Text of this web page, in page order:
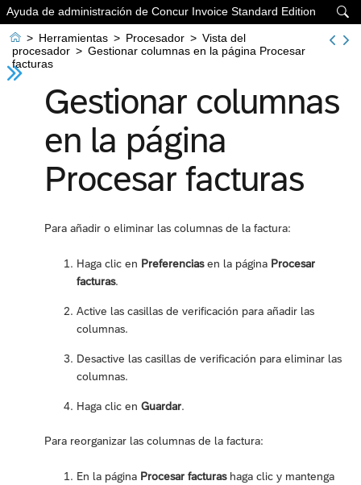

Ayuda de administración de Concur Invoice Standard Edition
 > Herramientas > Procesador > Vista del
procesador > Gestionar columnas en la página Procesar
facturas
Gestionar columnas
en la página
Procesar facturas
Para añadir o eliminar las columnas de la factura:
Haga clic en Preferenciasen la página Procesar
facturas.
Active las casillas de verificación para añadir las
columnas.
Desactive las casillas de verificación para eliminar las
columnas.
Haga clic en Guardar.
Para reorganizar las columnas de la factura:
En la página Procesar facturashaga clic y mantenga